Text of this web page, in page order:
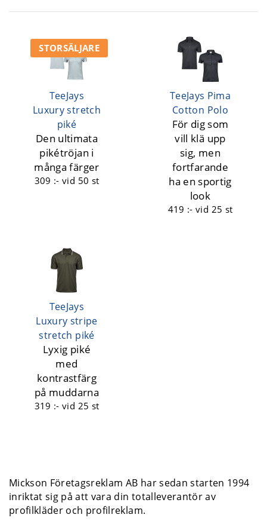
STORSÄLJARE
TeeJays
Luxury stretch
piké
Den ultimata
pikétröjan i
många färger
309 :-vid 50 st
TeeJays Pima
Cotton Polo
För dig som
vill klä upp
sig, men
fortfarande
ha en sportig
look
419 :-vid 25 st
TeeJays
Luxury stripe
stretch piké
Lyxig piké
med
kontrastfärg
på muddarna
319 :-vid 25 st
Mickson Företagsreklam AB har sedan starten 1994
inriktat sig på att vara din totalleverantör av
profilkläder och profilreklam.